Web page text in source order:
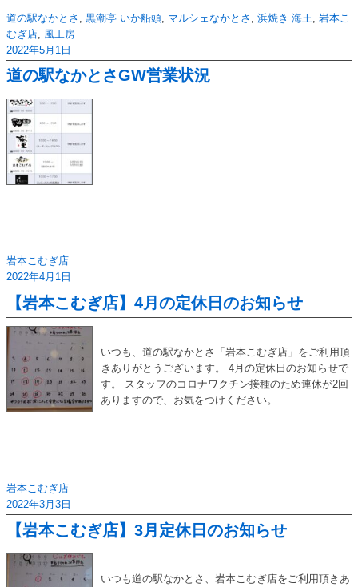
道の駅なかとさ 黒潮亭 いか船頭 マルシェなかとさ 浜焼き 海王 岩本こ
むぎ店 風工房
2022年5月1日
道の駅なかとさGW営業状況
岩本こむぎ店
2022年4月1日
【岩本こむぎ店】4月の定休日のお知らせ
いつも、道の駅なかとさ「岩本こむぎ店」をご利用頂
きありがとうございます。 4月の定休日のお知らせで
す。 スタッフのコロナワクチン接種のため連休が2回
ありますので、お気をつけください。
岩本こむぎ店
2022年3月3日
【岩本こむぎ店】3月定休日のお知らせ
いつも道の駅なかとさ、岩本こむぎ店をご利用頂きあ